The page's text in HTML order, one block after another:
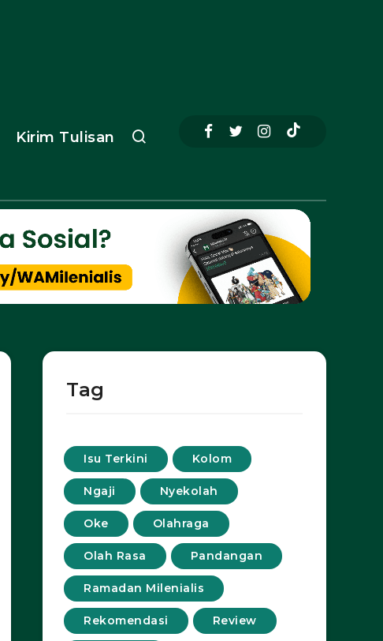
Kirim Tulisan
Tag
Isu Terkini Kolom
Ngaji Nyekolah
Oke Olahraga
Olah Rasa Pandangan
Ramadan Milenialis
Rekomendasi Review